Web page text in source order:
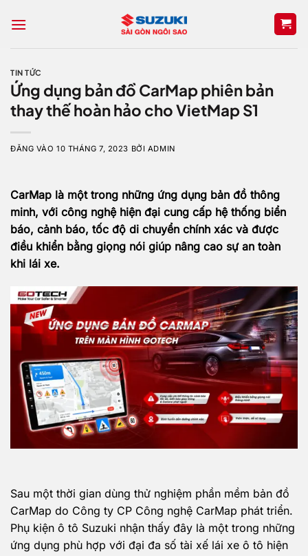
qua
TIN TỨC
Ứng dụng bản đồ CarMap phiên bản
thay thế hoàn hảo cho VietMap S1
ĐĂNG VÀO10 THÁNG 7, 2023 BỞI ADMIN
CarMap là một trong những ứng dụng bản đồ thông
minh, với công nghệ hiện đại cung cấp hệ thống biển
báo, cảnh báo, tốc độ di chuyển chính xác và được
điều khiển bằng giọng nói giúp nâng cao sự an toàn
khi lái xe.
Sau một thời gian dùng thử nghiệm phần mềm bản đồ
CarMap do Công ty CP Công nghệ CarMap phát triển.
Phụ kiện ô tô Suzuki nhận thấy đây là một trong những
ứng dụng phù hợp với đại đa số tài xế lái xe ô tô hiện